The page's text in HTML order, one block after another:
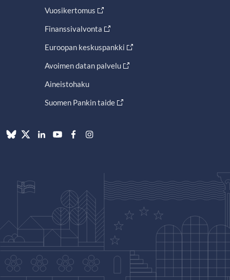
Vuosikertomus
Finanssivalvonta
Euroopan keskuspankki
Avoimen datan palvelu
Aineistohaku
Suomen Pankin taide